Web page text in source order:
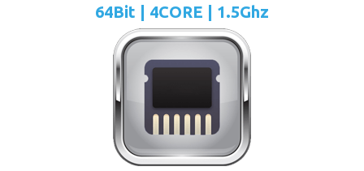
64Bit | 4CORE | 1.5Ghz